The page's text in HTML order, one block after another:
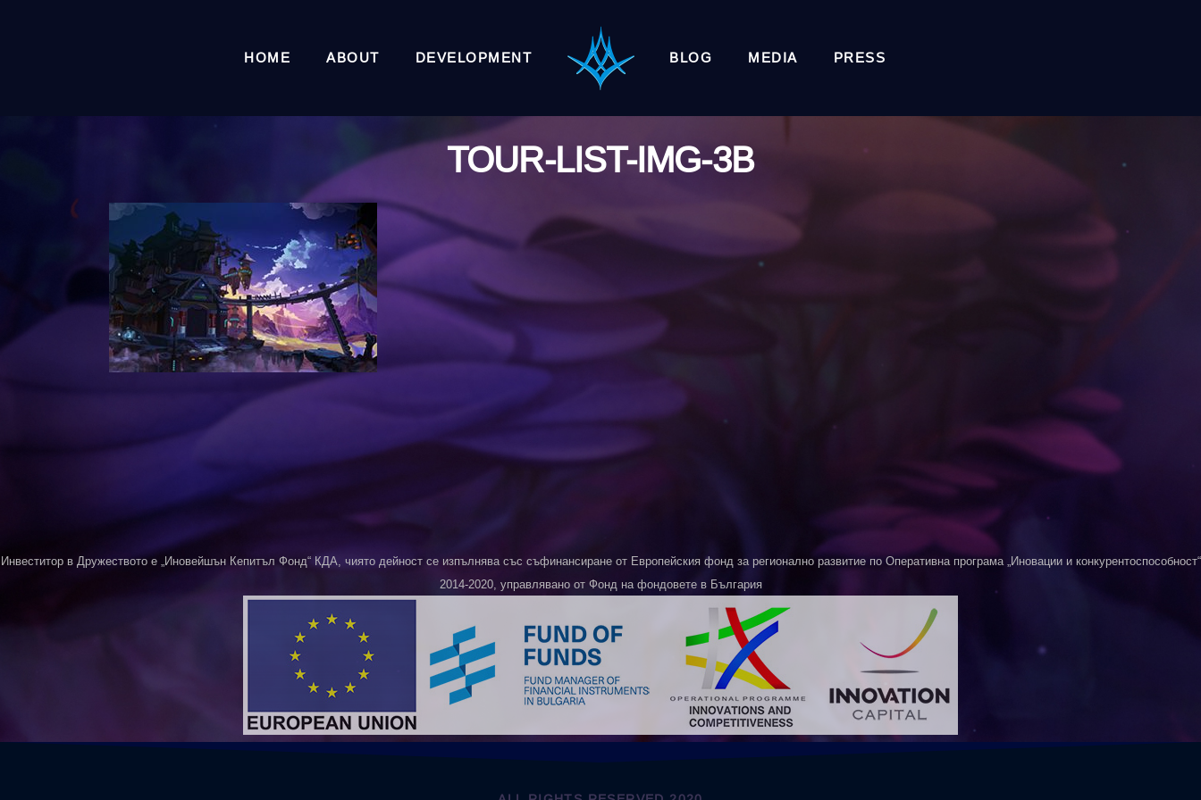
HOME ABOUT DEVELOPMENT BLOG MEDIA PRESS
TOUR-LIST-IMG-3B
Инвеститор в Дружеството е „Иновейшън Кепитъл Фонд“ КДА, чиято дейност се изпълнява със съфинансиране от Европейския фонд за регионално развитие по Оперативна програма „Иновации и конкурентоспособност“
2014-2020, управлявано от Фонд на фондовете в България